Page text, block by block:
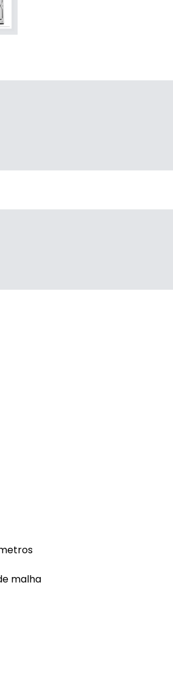
malha